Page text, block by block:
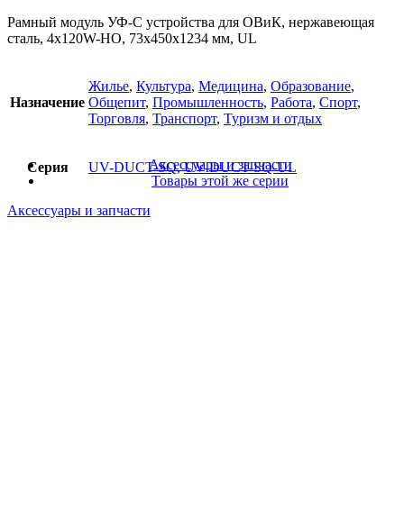
Рамный модуль УФ-С устройства для ОВиК, нержавеющая
сталь, 4x120W-HO, 73x450x1234 мм, UL
Назначение
Жилье, Культура, Медицина, Образование,
Общепит, Промышленность, Работа, Спорт,
Торговля, Транспорт, Туризм и отдых
Серия UV-DUCT-SQ,UV-DUCT-SQ-UL
Аксессуары и запчасти
Товары этой же серии
Аксессуары и запчасти